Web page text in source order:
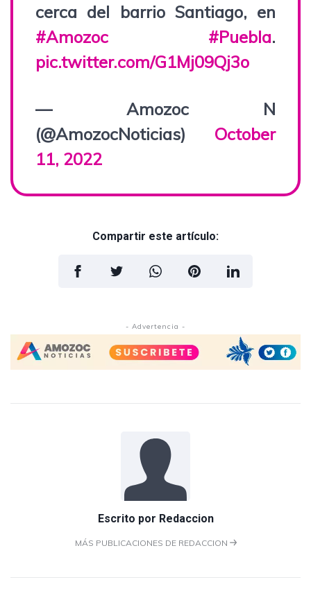
cerca del barrio Santiago, en
#Amozoc
#Puebla.
pic.twitter.com/G1Mj09Qj3o
— Amozoc N
(@AmozocNoticias) October
11, 2022
Compartir este artículo:
- Advertencia -
Escrito por Redaccion
MÁS PUBLICACIONES DE REDACCION